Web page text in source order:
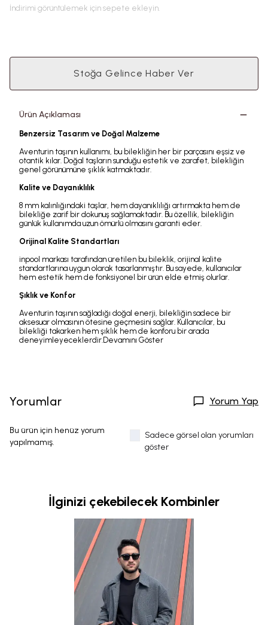
İndirimi görüntülemek için sepete ekleyin.
Stoğa Gelince Haber Ver
Ürün Açıklaması
Benzersiz Tasarım ve Doğal Malzeme
Aventurin taşının kullanımı, bu bilekliğin her bir parçasını eşsiz ve
otantik kılar. Doğal taşların sunduğu estetik ve zarafet, bilekliğin
genel görünümüne şıklık katmaktadır.
Kalite ve Dayanıklılık
8 mm kalınlığındaki taşlar, hem dayanıklılığı artırmakta hem de
bilekliğe zarif bir dokunuş sağlamaktadır. Bu özellik, bilekliğin
günlük kullanımda uzun ömürlü olmasını garanti eder.
Orijinal Kalite Standartları
inpool markası tarafından üretilen bu bileklik, orijinal kalite
standartlarına uygun olarak tasarlanmıştır. Bu sayede, kullanıcılar
hem estetik hem de fonksiyonel bir ürün elde etmiş olurlar.
Şıklık ve Konfor
Aventurin taşının sağladığı doğal enerji, bilekliğin sadece bir
aksesuar olmasının ötesine geçmesini sağlar. Kullanıcılar, bu
bilekliği takarken hem şıklık hem de konforu bir arada
deneyimleyeceklerdir.Devamını Göster
Yorumlar Yorum Yap
Bu ürün için henüz yorum
yapılmamış.
Sadece görsel olan yorumları
göster
İlginizi çekebilecek Kombinler